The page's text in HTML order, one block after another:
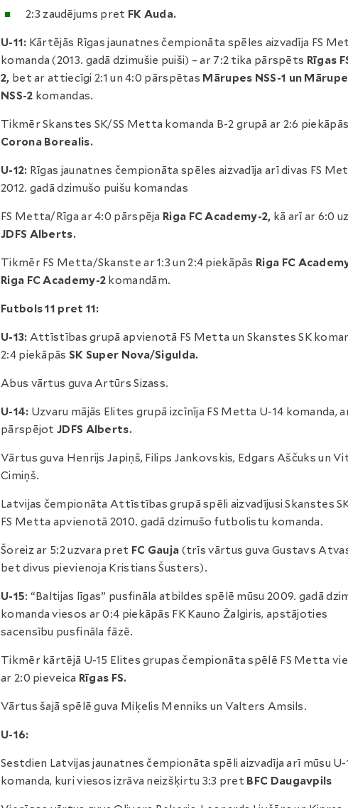
2:3 zaudējums pret FK Auda.
U-11: Kārtējās Rīgas jaunatnes čempionāta spēles aizvadīja FS
komanda (2013. gadā dzimušie puiši) – ar 7:2 tika pārspēts Rīgas
2, bet ar attiecīgi 2:1 un 4:0 pārspētas Mārupes NSS-1 un
NSS-2 komandas.
Tikmēr Skanstes SK/SS Metta komanda B-2 grupā ar 2:6
Corona Borealis.
U-12: Rīgas jaunatnes čempionāta spēles aizvadīja arī divas FS
2012. gadā dzimušo puišu komandas
FS Metta/Rīga ar 4:0 pārspēja Riga FC Academy-2, kā arī ar 6:0
JDFS Alberts.
Tikmēr FS Metta/Skanste ar 1:3 un 2:4 piekāpās Riga FC
Riga FC Academy-2 komandām.
Futbols 11 pret 11:
U-13: Attīstības grupā apvienotā FS Metta un Skanstes SK
2:4 piekāpās SK Super Nova/Sigulda.
Abus vārtus guva Artūrs Sizass.
U-14: Uzvaru mājās Elites grupā izcīnīja FS Metta U-14 komanda,
pārspējotJDFS Alberts.
Vārtus guva Henrijs Japiņš, Filips Jankovskis, Edgars Aščuks un
Cimiņš.
Latvijas čempionāta Attīstības grupā spēli aizvadījusi Skanstes
FS Metta apvienotā 2010. gadā dzimušo futbolistu komanda.
Šoreiz ar 5:2 uzvara pret FC Gauja (trīs vārtus guva Gustavs
bet divus pievienoja Kristians Šusters).
U-15: “Baltijas līgas” pusfināla atbildes spēlē mūsu 2009. gadā
komanda viesos ar 0:4 piekāpās FK Kauno Žalgiris, apstājoties
sacensību pusfināla fāzē.
Tikmēr kārtējā U-15 Elites grupas čempionāta spēlē FS Metta
ar 2:0 pieveica Rīgas FS.
Vārtus šajā spēlē guva Miķelis Menniks un Valters Amsils.
U-16:
Sestdien Latvijas jaunatnes čempionāta spēli aizvadīja arī mūsu U-
komanda, kuri viesos izrāva neizšķirtu 3:3 pret BFC Daugavpils